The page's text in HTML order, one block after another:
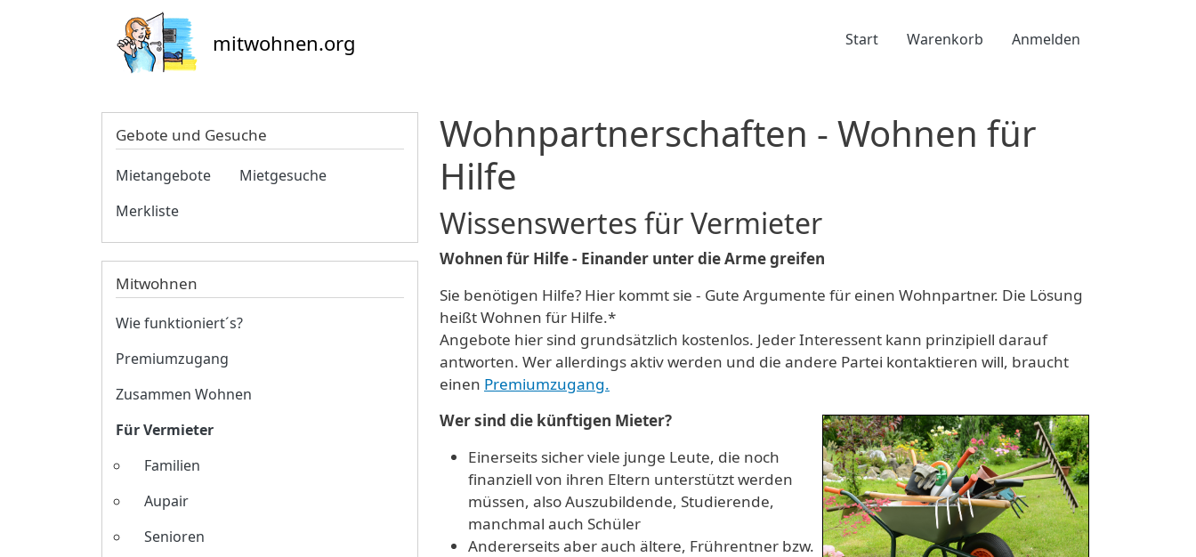
mitwohnen.org Benutzermenü
Start Warenkorb Anmelden
Wohnpartnerschaften - Wohnen für
Hilfe
Wissenswertes für Vermieter
Wohnen für Hilfe - Einander unter die Arme greifen
Sie benötigen Hilfe? Hier kommt sie - Gute Argumente für einen Wohnpartner. Die Lösung
heißt Wohnen für Hilfe.*
Angebote hier sind grundsätzlich kostenlos. Jeder Interessent kann prinzipiell darauf
antworten. Wer allerdings aktiv werden und die andere Partei kontaktieren will, braucht
einen Premiumzugang.
Wer sind die künftigen Mieter?
Einerseits sicher viele junge Leute, die noch
finanziell von ihren Eltern unterstützt werden
müssen, also Auszubildende, Studierende,
manchmal auch Schüler
Andererseits aber auch ältere, Frührentner bzw.
Gebote und Gesuche
Mietangebote
Mietgesuche
Merkliste
Mitwohnen
Wie funktioniert´s?
Premiumzugang
Zusammen Wohnen
Für Vermieter
Familien
Aupair
Senioren